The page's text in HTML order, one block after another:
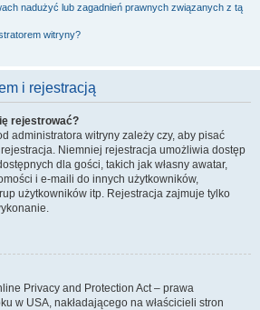
nadużyć lub zagadnień prawnych związanych z tą
witryny?
i rejestracją
rejestrować?
administratora witryny zależy czy, aby pisać
Niemniej rejestracja umożliwia dostęp
dla gości, takich jak własny awatar,
i e-maili do innych użytkowników,
użytkowników itp. Rejestracja zajmuje tylko
Privacy and Protection Act – prawa
w USA, nakładającego na właścicieli stron